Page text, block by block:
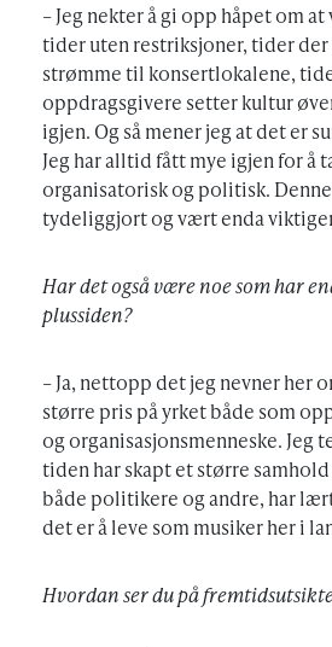
– Jeg nekter å gi opp håpet om
tider uten restriksjoner, tider
strømme til konsertlokalene,
oppdragsgivere setter kultur
igjen. Og så mener jeg at det er
Jeg har alltid fått mye igjen for å
organisatorisk og politisk.
tydeliggjort og vært enda
Har det også være noe som har
plussiden?
– Ja, nettopp det jeg nevner her
større pris på yrket både som
og organisasjonsmenneske. Jeg
tiden har skapt et større
både politikere og andre, har
det er å leve som musiker her i
Hvordan ser du på